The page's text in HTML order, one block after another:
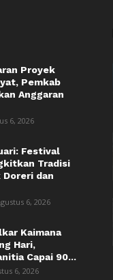
Proyek
Pemkab
Anggaran
6, 2026
Festival
Tradisi
dan
6, 2026
Kaimana
Hari,
Capai 90...
6, 2026